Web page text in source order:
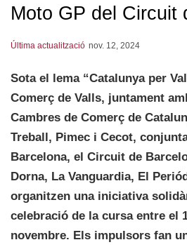
Moto GP del Circuit
Última actualització nov. 12, 2024
Sota el lema “Catalunya per
Comerç de Valls, juntament
Cambres de Comerç de
Treball, Pimec i Cecot,
Barcelona, el Circuit de
Dorna, La Vanguardia, El
organitzen una iniciativa
celebració de la cursa entre el
novembre. Els impulsors fan